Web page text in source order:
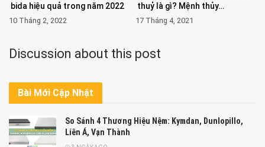
bida hiệu quả trong năm 2022
10 Tháng 2, 2022
thuỷ là gì? Mệnh thủy…
17 Tháng 4, 2021
Discussion about this post
Bài Mới Cập Nhật
So Sánh 4 Thương Hiệu Nệm: Kymdan, Dunlopillo,
Liên Á, Vạn Thành